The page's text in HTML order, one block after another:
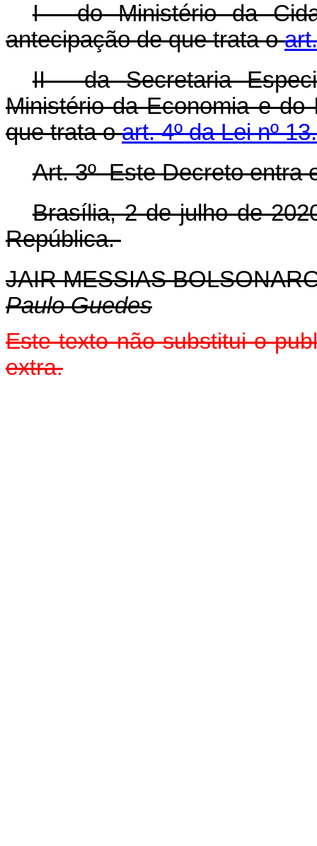
I - do Ministério da
antecipação de que trata o
II - da Secretaria
Ministério da Economia e
que trata oart. 4º da Lei nº
Art. 3º Este Decreto entra
Brasília, 2 de julho de
República.
JAIR MESSIAS
Paulo Guedes
Este texto não substitui o
extra.